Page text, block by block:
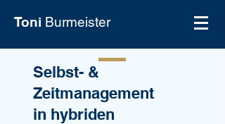
Toni Burmeister
Selbst- &
Zeitmanagement
in hybriden